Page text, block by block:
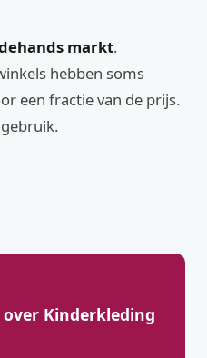
markt.
hebben soms
een fractie van de prijs.
Kinderkleding